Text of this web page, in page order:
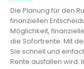
Die Planung für den
finanziellen
Möglichkeit,
die Sofortrente. Mit
Sie schnell und
Rente ausfallen wird.